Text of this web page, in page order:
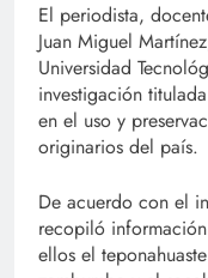
El periodista,
Juan Miguel
Universidad
investigación
en el uso y
originarios del país.
De acuerdo con el
recopiló
ellos el